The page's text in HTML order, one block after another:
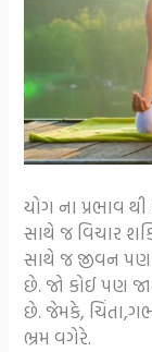
યોગ ના પ્રભાવ
સાથે જ વિચાર
સાથે જ જીવન પણ
છે. જો કોઈ પણ
છે. જેમકે,
ભ્રમ વગેરે.